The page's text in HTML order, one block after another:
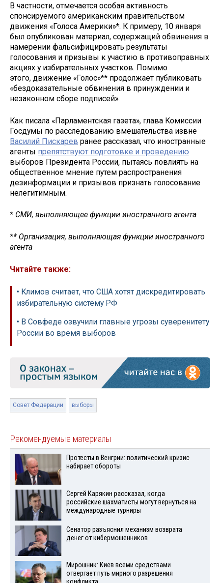
В частности, отмечается особая активность
спонсируемого американским правительством
движения «Голоса Америки»*. К примеру, 10 января
был опубликован материал, содержащий обвинения в
намерении фальсифицировать результаты
голосования и призывы к участию в противоправных
акциях у избирательных участков. Помимо
этого, движение «Голос»** продолжает публиковать
«бездоказательные обвинения в принуждении и
незаконном сборе подписей».
Как писала «Парламентская газета», глава Комиссии
Госдумы по расследованию вмешательства извне
Василий Пискарев ранее рассказал, что иностранные
агенты препятствуют подготовке и проведению
выборов Президента России, пытаясь повлиять на
общественное мнение путем распространения
дезинформации и призывов признать голосование
нелегитимным.
* СМИ, выполняющее функции иностранного агента
** Организация, выполняющая функции иностранного
агента
Читайте также:
• Климов считает, что США хотят дискредитировать
избирательную систему РФ
• В Совфеде озвучили главные угрозы суверенитету
России во время выборов
Совет Федерации выборы
Рекомендуемые материалы
Протесты в Венгрии: политический кризис
набирает обороты
Сергей Карякин рассказал, когда
российские шахматисты могут вернуться на
международные турниры
Сенатор разъяснил механизм возврата
денег от кибермошенников
Мирошник: Киев всеми средствами
отвергает путь мирного разрешения